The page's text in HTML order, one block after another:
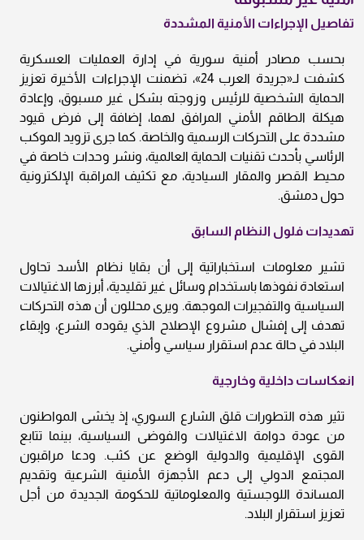
تفاصيل الإجراءات الأمنية المشددة
بحسب مصادر أمنية سورية في إدارة العمليات العسكرية
كشفت لـ«جريدة العرب 24»، تضمنت الإجراءات الأخيرة تعزيز
الحماية الشخصية للرئيس وزوجته بشكل غير مسبوق، وإعادة
هيكلة الطاقم الأمني المرافق لهما، إضافة إلى فرض قيود
مشددة على التحركات الرسمية والخاصة. كما جرى تزويد الموكب
الرئاسي بأحدث تقنيات الحماية العالمية، ونشر وحدات خاصة في
محيط القصر والمقار السيادية، مع تكثيف المراقبة الإلكترونية
حول دمشق.
تهديدات فلول النظام السابق
تشير معلومات استخباراتية إلى أن بقايا نظام الأسد تحاول
استعادة نفوذها باستخدام وسائل غير تقليدية، أبرزها الاغتيالات
السياسية والتفجيرات الموجهة. ويرى محللون أن هذه التحركات
تهدف إلى إفشال مشروع الإصلاح الذي يقوده الشرع، وإبقاء
البلاد في حالة عدم استقرار سياسي وأمني.
انعكاسات داخلية وخارجية
تثير هذه التطورات قلق الشارع السوري، إذ يخشى المواطنون
من عودة دوامة الاغتيالات والفوضى السياسية، بينما تتابع
القوى الإقليمية والدولية الوضع عن كثب. ودعا مراقبون
المجتمع الدولي إلى دعم الأجهزة الأمنية الشرعية وتقديم
المساندة اللوجستية والمعلوماتية للحكومة الجديدة من أجل
تعزيز استقرار البلاد.